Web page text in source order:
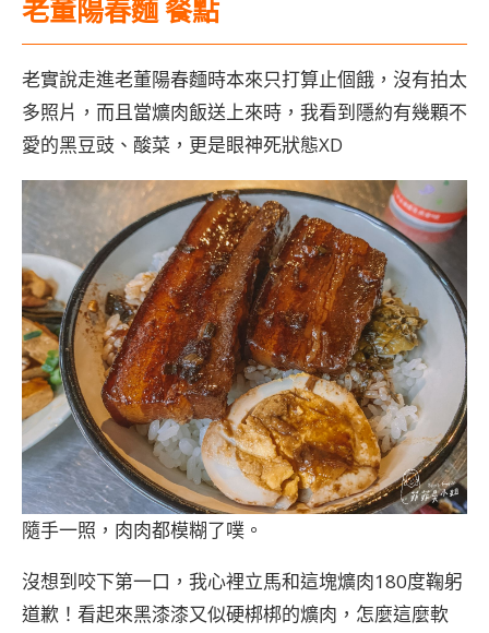
老實說走進老董陽春麵時本來只打算止個餓，沒有拍太
多照片，而且當爌肉飯送上來時，我看到隱約有幾顆不
愛的黑豆豉、酸菜，更是眼神死狀態XD
隨手一照，肉肉都模糊了噗。
沒想到咬下第一口，我心裡立馬和這塊爌肉180度鞠躬
道歉！看起來黑漆漆又似硬梆梆的爌肉，怎麼這麼軟